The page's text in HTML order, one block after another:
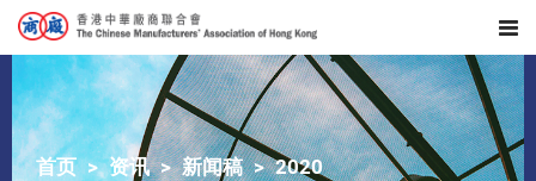
首页 资讯 新闻稿 2020